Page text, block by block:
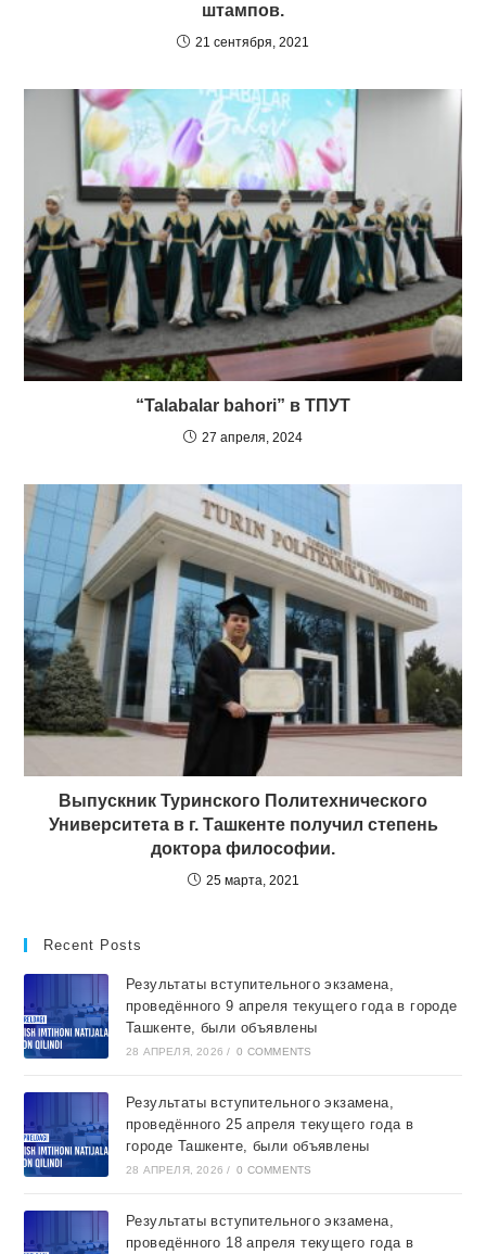
штампов.
21 сентября, 2021
“Talabalar bahori” в ТПУТ
27 апреля, 2024
Выпускник Туринского Политехнического
Университета в г. Ташкенте получил степень
доктора философии.
25 марта, 2021
Recent Posts
Результаты вступительного экзамена,
проведённого 9 апреля текущего года в городе
Ташкентe, были объявлены
28 АПРЕЛЯ, 2026 / 0 COMMENTS
Результаты вступительного экзамена,
проведённого 25 апреля текущего года в
городе Ташкентe, были объявлены
28 АПРЕЛЯ, 2026 / 0 COMMENTS
Результаты вступительного экзамена,
проведённого 18 апреля текущего года в